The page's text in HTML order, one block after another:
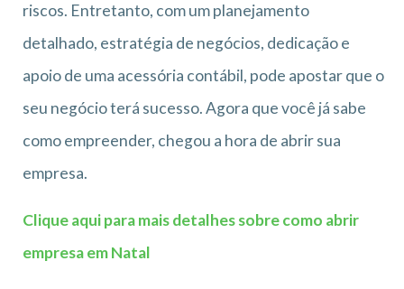
riscos. Entretanto, com um planejamento
detalhado, estratégia de negócios, dedicação e
apoio de uma acessória contábil, pode apostar que o
seu negócio terá sucesso. Agora que você já sabe
como empreender, chegou a hora de abrir sua
empresa.
Clique aqui para mais detalhes sobre como abrir
empresa em Natal